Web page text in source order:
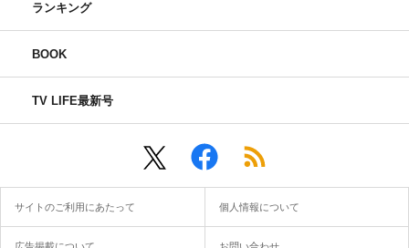
ランキング
BOOK
TV LIFE最新号
サイトのご利用にあたって 個人情報について